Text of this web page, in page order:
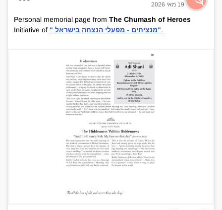
19 מאי 2026
Personal memorial page from The Chumash of Heroes
Initiative of
" מנציחים - מפעלי הנצחה בישראל".